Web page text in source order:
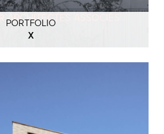
PORTFOLIO
X